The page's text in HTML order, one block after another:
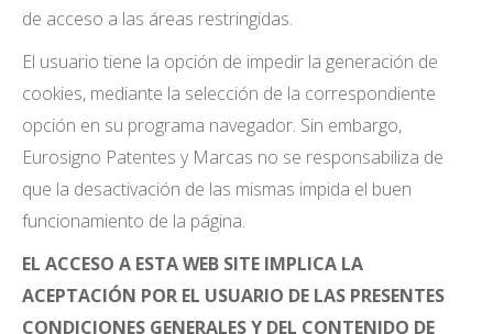
de acceso a las áreas restringidas.
El usuario tiene la opción de impedir la generación de
cookies, mediante la selección de la correspondiente
opción en su programa navegador. Sin embargo,
Eurosigno Patentes y Marcas no se responsabiliza de
que la desactivación de las mismas impida el buen
funcionamiento de la página.
EL ACCESO A ESTA WEB SITE IMPLICA LA
ACEPTACIÓN POR EL USUARIO DE LAS PRESENTES
CONDICIONES GENERALES Y DEL CONTENIDO DE